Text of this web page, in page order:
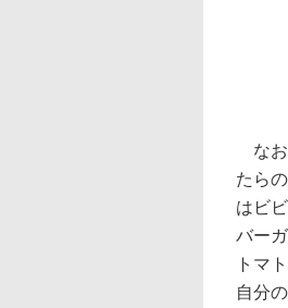
なお
たら
はビ
バー
トマ
自分